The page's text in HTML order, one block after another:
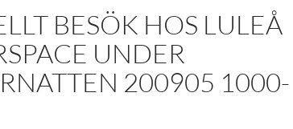
BESÖK HOS LULEÅ
UNDER
200905 1000-